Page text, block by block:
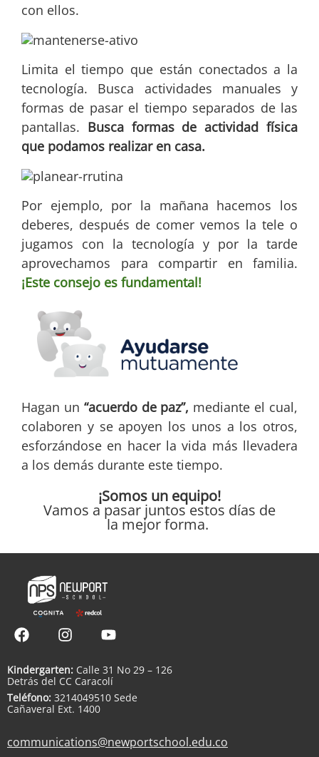
con ellos.
Limita el tiempo que están conectados a la
tecnología. Busca actividades manuales y
formas de pasar el tiempo separados de las
pantallas. Busca formas de actividad física
que podamos realizar en casa.
Por ejemplo, por la mañana hacemos los
deberes, después de comer vemos la tele o
jugamos con la tecnología y por la tarde
aprovechamos para compartir en familia.
¡Este consejo es fundamental!
Hagan un “acuerdo de paz”, mediante el cual,
colaboren y se apoyen los unos a los otros,
esforzándose en hacer la vida más llevadera
a los demás durante este tiempo.
¡Somos un equipo!
Vamos a pasar juntos estos días de
la mejor forma.
Kindergarten: Calle 31 No 29 – 126
Detrás del CC Caracolí
Teléfono: 3214049510 Sede
Cañaveral Ext. 1400
communications@newportschool.edu.co